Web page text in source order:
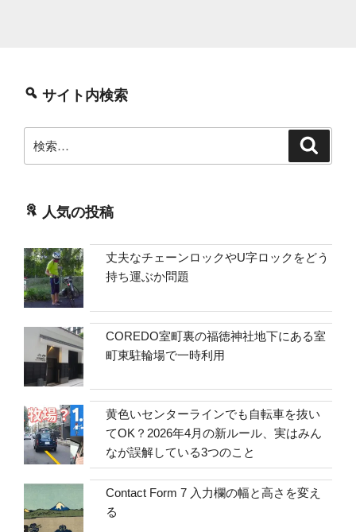
サイト内検索
索:
人気の投稿
丈夫なチェーンロックやU字ロックをどう
持ち運ぶか問題
COREDO室町裏の福徳神社地下にある室
町東駐輪場で一時利用
黄色いセンターラインでも自転車を抜い
てOK？2026年4月の新ルール、実はみん
なが誤解している3つのこと
Contact Form 7 入力欄の幅と高さを変え
る